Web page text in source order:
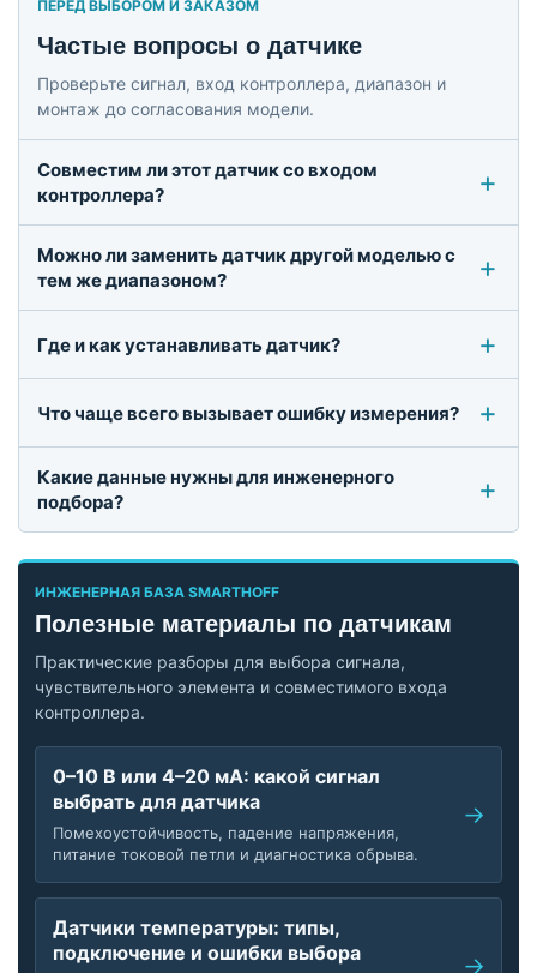
ПЕРЕД ВЫБОРОМ И ЗАКАЗОМ
Частые вопросы о датчике
Проверьте сигнал, вход контроллера, диапазон и
монтаж до согласования модели.
Совместим ли этот датчик со входом
контроллера?
Можно ли заменить датчик другой моделью с
тем же диапазоном?
Где и как устанавливать датчик?
Что чаще всего вызывает ошибку измерения?
Какие данные нужны для инженерного
подбора?
ИНЖЕНЕРНАЯ БАЗА SMARTHOFF
Полезные материалы по датчикам
Практические разборы для выбора сигнала,
чувствительного элемента и совместимого входа
контроллера.
0–10 В или 4–20 мА: какой сигнал
выбрать для датчика
Помехоустойчивость, падение напряжения,
питание токовой петли и диагностика обрыва.
Датчики температуры: типы,
подключение и ошибки выбора